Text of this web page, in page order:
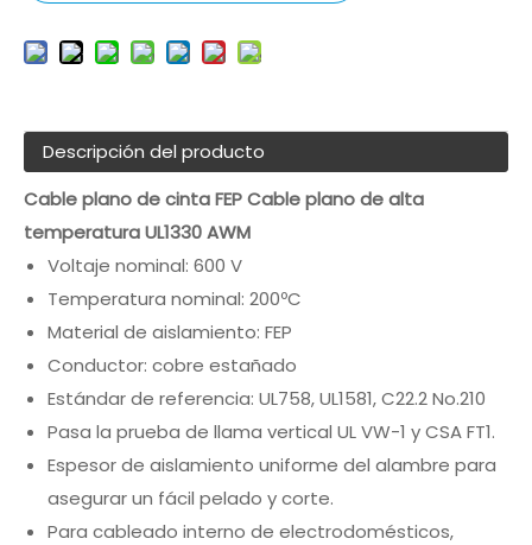
Descripción del producto
Cable plano de cinta FEP Cable plano de alta
temperatura UL1330 AWM
Voltaje nominal: 600 V
Temperatura nominal: 200ºC
Material de aislamiento: FEP
Conductor: cobre estañado
Estándar de referencia: UL758, UL1581, C22.2 No.210
Pasa la prueba de llama vertical UL VW-1 y CSA FT1.
Espesor de aislamiento uniforme del alambre para
asegurar un fácil pelado y corte.
Para cableado interno de electrodomésticos,